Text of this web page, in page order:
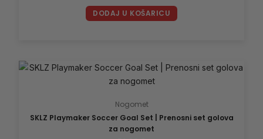
DODAJ U KOŠARICU
Nogomet
SKLZ Playmaker Soccer Goal Set | Prenosni set golova
za nogomet